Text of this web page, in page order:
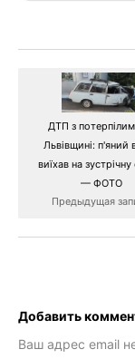
ДТП з
Львівщині: п'яний
виїхав на зустрічну
— ФОТО
Предыдущая
Добавить
Ваш адрес email